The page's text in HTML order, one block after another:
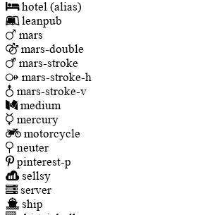
hotel (alias)
leanpub
mars
mars-double
mars-stroke
mars-stroke-h
mars-stroke-v
medium
mercury
motorcycle
neuter
pinterest-p
sellsy
server
ship